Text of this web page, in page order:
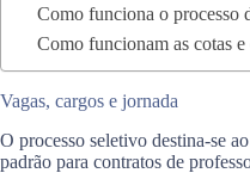
Como funciona o processo
Como funcionam as cotas
Vagas, cargos e jornada
O processo seletivo destina-se
padrão para contratos de